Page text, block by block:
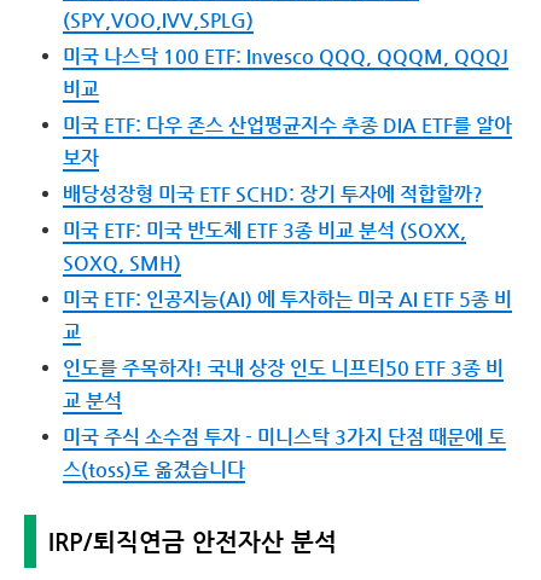
(SPY,VOO,IVV,SPLG)
미국 나스닥 100 ETF: Invesco QQQ, QQQM, QQQJ
비교
미국 ETF: 다우 존스 산업평균지수 추종 DIA ETF를 알아
보자
배당성장형 미국 ETF SCHD: 장기 투자에 적합할까?
미국 ETF: 미국 반도체 ETF 3종 비교 분석 (SOXX,
SOXQ, SMH)
미국 ETF: 인공지능(AI) 에 투자하는 미국 AI ETF 5종 비
교
인도를 주목하자! 국내 상장 인도 니프티50 ETF 3종 비
교 분석
미국 주식 소수점 투자 - 미니스탁 3가지 단점 때문에 토
스(toss)로 옮겼습니다
IRP/퇴직연금 안전자산 분석